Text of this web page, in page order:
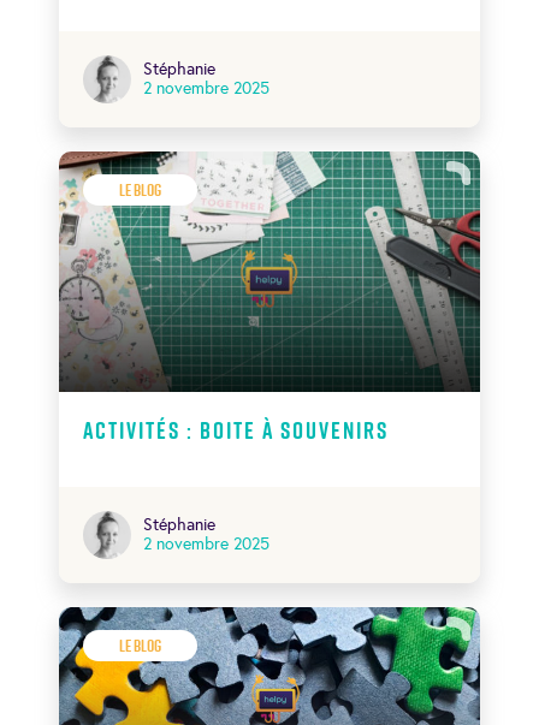
Stéphanie
2 novembre 2025
Le Blog
Activités : boite à souvenirs
Stéphanie
2 novembre 2025
Le Blog